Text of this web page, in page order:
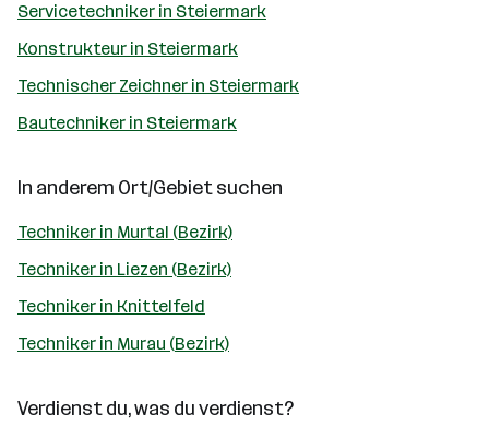
Servicetechniker in Steiermark
Konstrukteur in Steiermark
Technischer Zeichner in Steiermark
Bautechniker in Steiermark
In anderem Ort/Gebiet suchen
Techniker in Murtal (Bezirk)
Techniker in Liezen (Bezirk)
Techniker in Knittelfeld
Techniker in Murau (Bezirk)
Verdienst du, was du verdienst?